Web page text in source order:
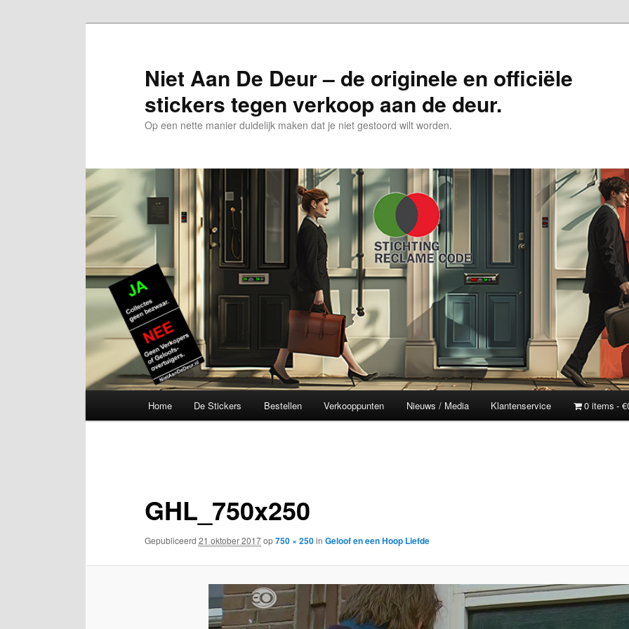
Niet Aan De Deur – de originele en officiële
stickers tegen verkoop aan de deur.
Op een nette manier duidelijk maken dat je niet gestoord wilt worden.
Home De Stickers Bestellen Verkooppunten Nieuws / Media Klantenservice 0 items
GHL_750x250
Gepubliceerd 21 oktober 2017op750 × 250in Geloof en een Hoop Liefde